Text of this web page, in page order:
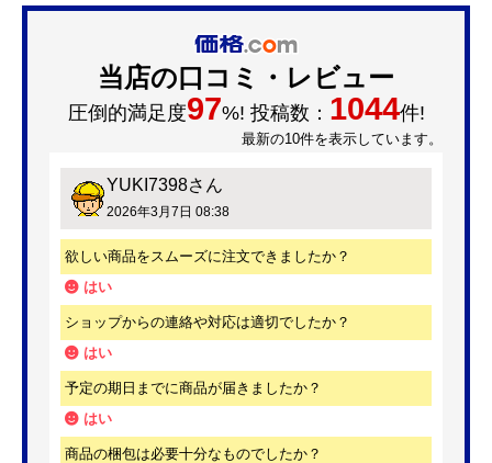
当店の口コミ・レビュー
圧倒的満足度97%! 投稿数： 1044件!
最新の10件を表示しています。
YUKI7398さん
2026年3月7日 08:38
欲しい商品をスムーズに注文できましたか？
はい
ショップからの連絡や対応は適切でしたか？
はい
予定の期日までに商品が届きましたか？
はい
商品の梱包は必要十分なものでしたか？